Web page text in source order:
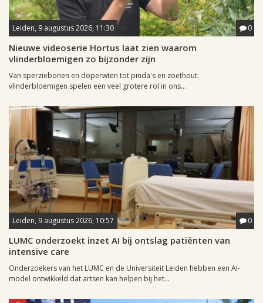
Leiden, 9 augustus 2026, 11:30 0
Nieuwe videoserie Hortus laat zien waarom
vlinderbloemigen zo bijzonder zijn
Van sperziebonen en doperwten tot pinda's en zoethout:
vlinderbloemigen spelen een veel grotere rol in ons...
Leiden, 9 augustus 2026, 10:57 0
LUMC onderzoekt inzet AI bij ontslag patiënten van
intensive care
Onderzoekers van het LUMC en de Universiteit Leiden hebben een AI-
model ontwikkeld dat artsen kan helpen bij het...